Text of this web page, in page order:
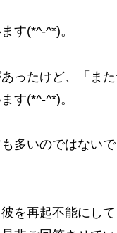
す(*^-^*)。
ったけど、「ま
す(*^-^*)。
多いのではない
を再起不能にし